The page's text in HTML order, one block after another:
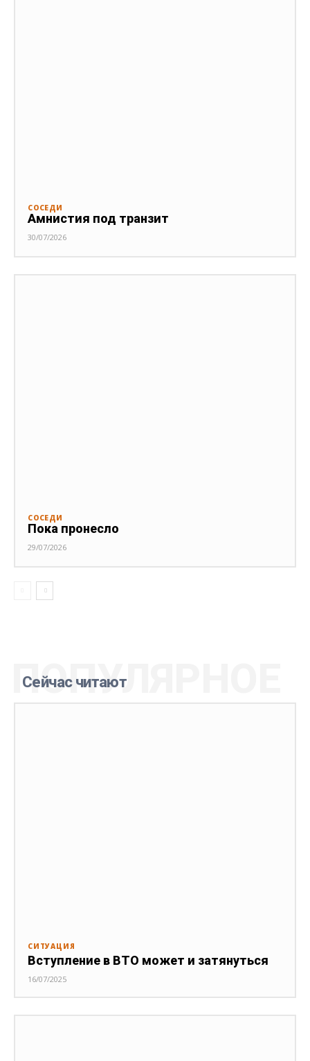
СОСЕДИ
Амнистия под транзит
30/07/2026
СОСЕДИ
Пока пронесло
29/07/2026
Сейчас читают
ПОПУЛЯРНОЕ
СИТУАЦИЯ
Вступление в ВТО может и затянуться
16/07/2025